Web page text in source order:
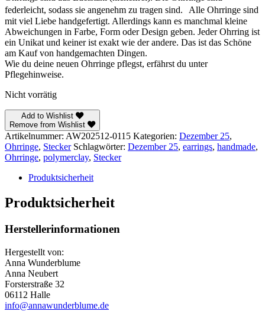
federleicht, sodass sie angenehm zu tragen sind. Alle Ohrringe sind
mit viel Liebe handgefertigt. Allerdings kann es manchmal kleine
Abweichungen in Farbe, Form oder Design geben. Jeder Ohrring ist
ein Unikat und keiner ist exakt wie der andere. Das ist das Schöne
am Kauf von handgemachten Dingen.
Wie du deine neuen Ohrringe pflegst, erfährst du unter
Pflegehinweise.
Nicht vorrätig
Add to Wishlist
Remove from Wishlist
Artikelnummer: AW202512-0115 Kategorien: Dezember 25,
Ohrringe, Stecker Schlagwörter: Dezember 25, earrings, handmade,
Ohrringe, polymerclay, Stecker
Produktsicherheit
Produktsicherheit
Herstellerinformationen
Hergestellt von:
Anna Wunderblume
Anna Neubert
Forsterstraße 32
06112 Halle
info@annawunderblume.de